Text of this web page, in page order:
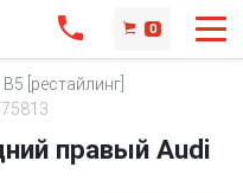
0
B5 [рестайлинг]
правый Audi